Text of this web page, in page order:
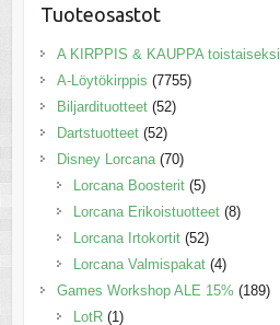
Tuoteosastot
A KIRPPIS & KAUPPA toistaiseksi
A-Löytökirppis (7755)
Biljardituotteet (52)
Dartstuotteet (52)
Disney Lorcana (70)
Lorcana Boosterit (5)
Lorcana Erikoistuotteet (8)
Lorcana Irtokortit (52)
Lorcana Valmispakat (4)
Games Workshop ALE 15% (189)
LotR (1)